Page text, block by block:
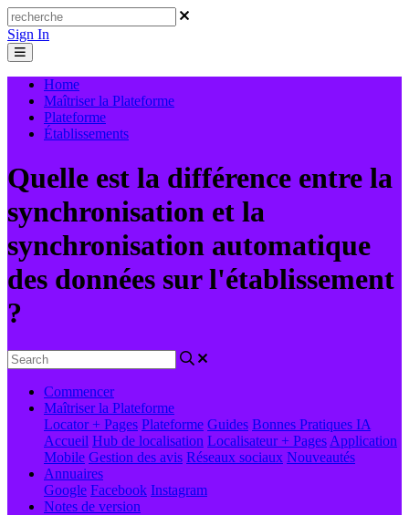
Sign In
Home
Maîtriser la Plateforme
Plateforme
Établissements
Quelle est la différence entre la
synchronisation et la
synchronisation automatique
des données sur l'établissement
?
Commencer
Maîtriser la Plateforme
Locator + Pages Plateforme Guides Bonnes Pratiques IA
Accueil Hub de localisation Localisateur + Pages Application
Mobile Gestion des avis Réseaux sociaux Nouveautés
Annuaires
Google Facebook Instagram
Notes de version